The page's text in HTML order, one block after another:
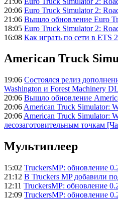
20:06 Euro Truck Simulator 2:
21:06 Вышло обновление Euro
18:05 Euro Truck Simulator 2:
16:08 Как играть по сети в ETS
American Truck
19:06 Состоялся релиз
Washington и Forest Machinery
20:06 Вышло обновление
20:06 American Truck Simulator:
20:06 American Truck Simulator:
лесозаготовительным точкам
Мультиплеер
15:02 TruckersMP: обновление
21:12 В Truckers MP добавили
12:11 TruckersMP: обновление
12:09 TruckersMP: обновление